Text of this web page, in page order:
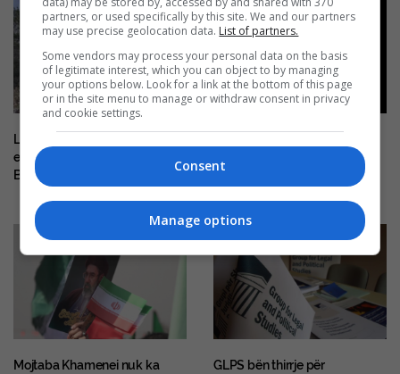
Lidhjet e lëvizjes ruse të
ekstremit të djathtë me
Ballkanin
humbi jetën në aksidentin në
Shqipëri
Mojtaba Khamenei nuk ka
GLPS bën thirrje për
partners, or used specifically by this site. We and our partners
may use precise geolocation data. List of partners.
Some vendors may process your personal data on the basis
of legitimate interest, which you can object to by managing
your options below. Look for a link at the bottom of this page
or in the site menu to manage or withdraw consent in privacy
and cookie settings.
Consent
Manage options